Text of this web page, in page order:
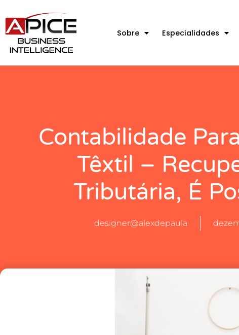
Sobre Especialidades
Contabilidade
Têxtil –
Tributária, É
designer@alexdepaula